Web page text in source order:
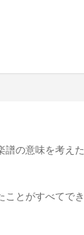
譜の意味を考えた
ことがすべてでき